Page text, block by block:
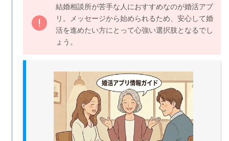
結婚相談所が苦手な人におすすめなのが婚活アプ
リ。メッセージから始められるため、安心して婚
活を進めたい方にとって心強い選択肢となるでし
ょう。